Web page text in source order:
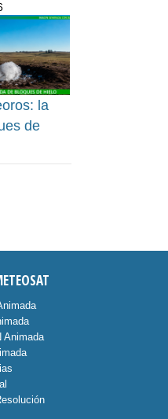
la
de
Animada